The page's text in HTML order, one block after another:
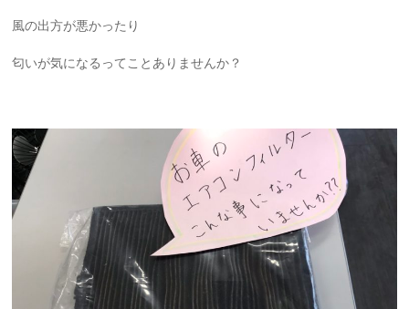
風の出方が悪かったり
匂いが気になるってことありませんか？